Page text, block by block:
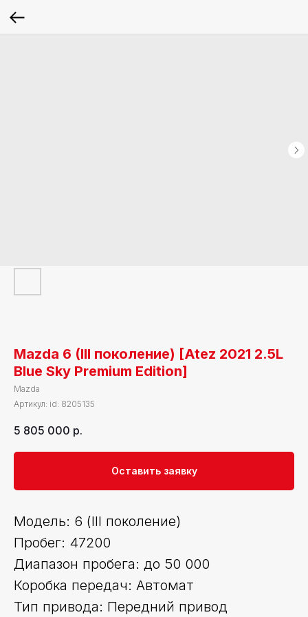
Mazda 6 (III поколение) [Atez 2021 2.5L
Blue Sky Premium Edition]
Mazda
Артикул: id: 8205135
5 805 000 р.
Оставить заявку
Модель: 6 (III поколение)
Пробег: 47200
Диапазон пробега: до 50 000
Коробка передач: Автомат
Тип привода: Передний привод